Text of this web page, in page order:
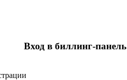
Вход в биллинг-панель